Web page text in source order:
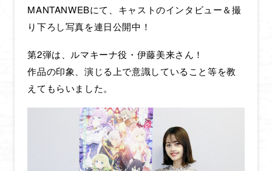
MANTANWEBにて、キャストのインタビュー＆撮
り下ろし写真を連日公開中！
第2弾は、ルマキーナ役・伊藤美来さん！
作品の印象、演じる上で意識していること等を教
えてもらいました。